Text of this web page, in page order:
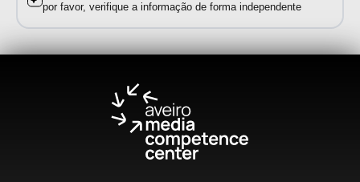
por favor, verifique a informação de forma independente